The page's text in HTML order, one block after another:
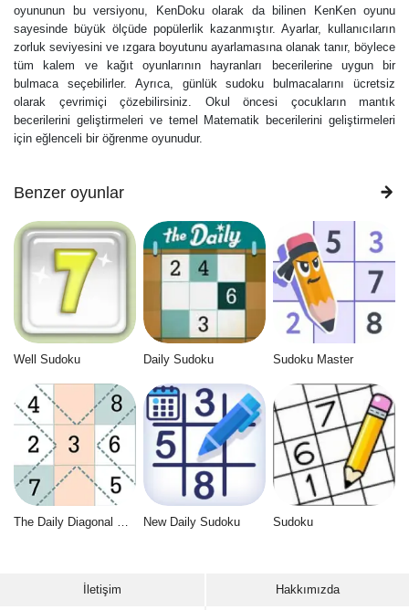
oyununun bu versiyonu, KenDoku olarak da bilinen KenKen oyunu
sayesinde büyük ölçüde popülerlik kazanmıştır. Ayarlar, kullanıcıların
zorluk seviyesini ve ızgara boyutunu ayarlamasına olanak tanır, böylece
tüm kalem ve kağıt oyunlarının hayranları becerilerine uygun bir
bulmaca seçebilirler. Ayrıca, günlük sudoku bulmacalarını ücretsiz
olarak çevrimiçi çözebilirsiniz. Okul öncesi çocukların mantık
becerilerini geliştirmeleri ve temel Matematik becerilerini geliştirmeleri
için eğlenceli bir öğrenme oyunudur.
Benzer oyunlar
Well Sudoku Daily Sudoku Sudoku Master
The Daily Diagonal Sudoku New Daily Sudoku Sudoku
İletişim Hakkımızda